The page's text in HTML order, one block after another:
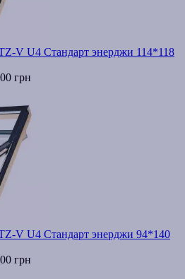
V U4 Стандарт энерджи 114*118
грн
V U4 Стандарт энерджи 94*140
грн